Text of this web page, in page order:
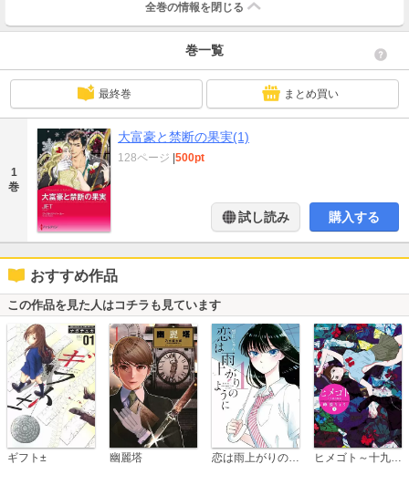
全巻の情報を 閉じる
巻一覧
最終巻 まとめ買い
1
巻
大富豪と禁断の果実(1)
128ページ 500pt
試し読み 購入する
おすすめ作品
この作品を見た人はコチラも見ています
ギフト± 幽麗塔 恋は雨上がりのように ヒメゴト～十九歳の制服～